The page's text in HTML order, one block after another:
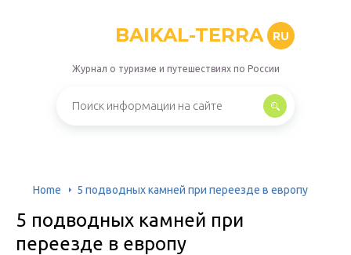
BAIKAL-TERRA RU
Журнал о туризме и путешествиях по России
Home 5 подводных камней при переезде в европу
5 подводных камней при
переезде в европу